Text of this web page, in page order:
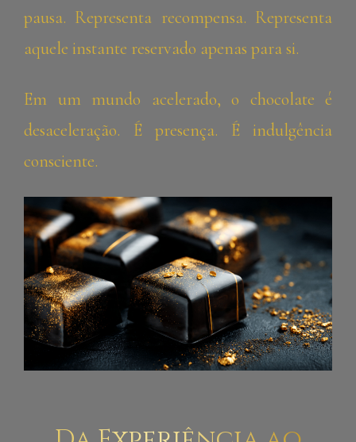
pausa. Representa recompensa. Representa
aquele instante reservado apenas para si.
Em um mundo acelerado, o chocolate é
desaceleração. É presença. É indulgência
consciente.